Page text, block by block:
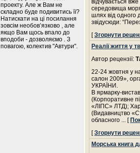
проекту. Але ж Вам не
складно буде подивитись її?
Натискати на ці посилання
зовсім необов’язково , але
якщо Вам щось впало до
вподоби - дозволяємо . З
повагою, колектив "Автури".
відчувається
середовища
шлях від одного
звідусюди:
[Згорнути
Реалії життя у
Автор рецензії:
22-24 жовтня у
салон 2009»,
УКРАЇНИ.
В ярмарку-
(Корпоративне
«ЛІПС» ЛТД);
(Видавництво
обласного ... [
[Згорнути
Морська книга